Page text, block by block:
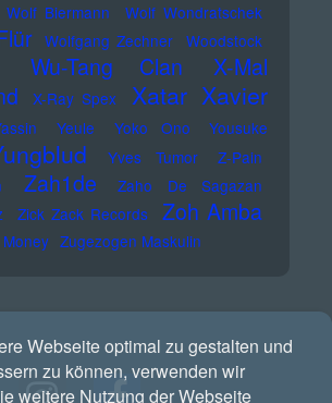
Wolf Biermann Wolf Wondratschek
Wolfgang Zechner
Woodstock
Wu-Tang Clan
X-Mal
X-Ray Spex Xatar Xavier
Yeule Yoko Ono
Yousuke
Yves Tumor
Z-Pain
Zah1de
Zaho De Sagazan
Zick Zack Records Zoh Amba
Zugezogen Maskulin
Webseite optimal zu gestalten und
zu können, verwenden wir
weitere Nutzung der Webseite